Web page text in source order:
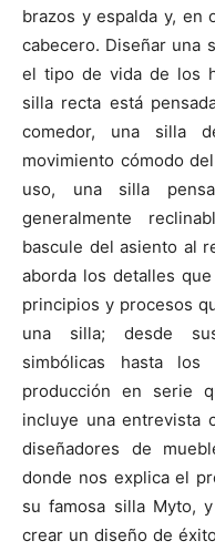
brazos y espalda y, en
cabecero. Diseñar una
el tipo de vida de los
silla recta está
comedor, una silla
movimiento cómodo
uso, una silla
generalmente
bascule del asiento al
aborda los detalles
principios y procesos
una silla; desde
simbólicas hasta
producción en serie
incluye una entrevista
diseñadores de
donde nos explica el
su famosa silla Myto,
crear un diseño de